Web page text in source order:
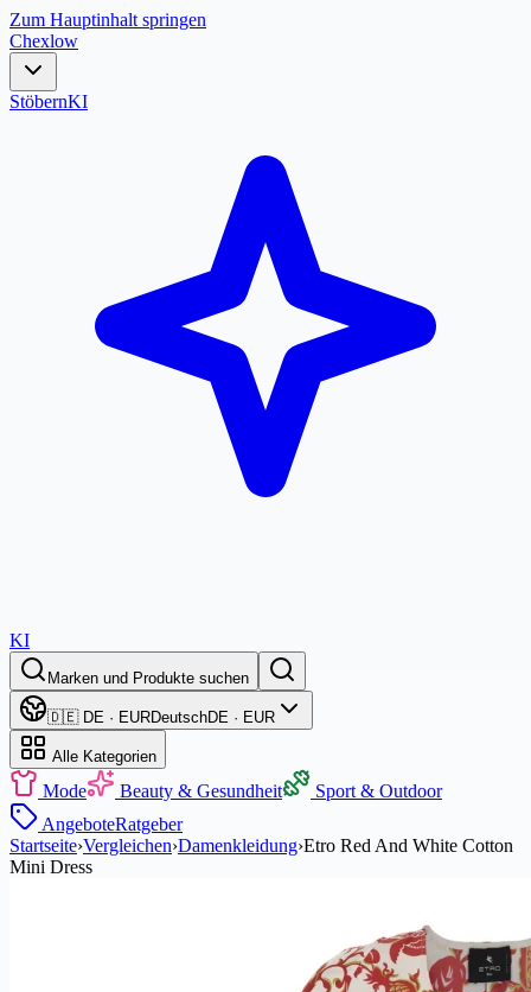
Zum Hauptinhalt springen
Chexlow
StöbernKI
KI
Marken und Produkte suchen
🇩🇪 DE · EURDeutschDE · EUR
Alle Kategorien
Mode Beauty & Gesundheit
Sport & Outdoor
AngeboteRatgeber
Startseite›Vergleichen›Damenkleidung›Etro Red And White Cotton
Mini Dress